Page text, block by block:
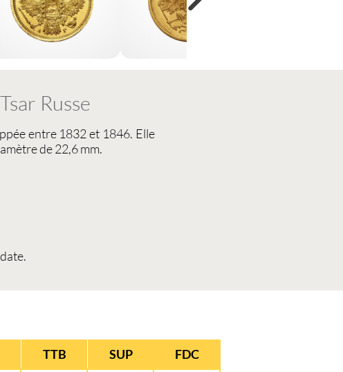
Tsar Russe
entre 1832 et 1846. Elle
de 22,6 mm.
TTB SUP FDC